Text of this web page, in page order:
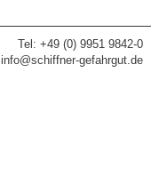
Tel: +49 (0) 9951 9842-0
info@schiffner-gefahrgut.de